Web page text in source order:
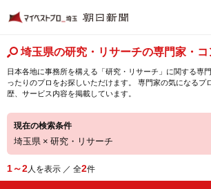
埼玉県の研究・リサーチの専門家・コ
日本各地に事務所を構える「研究・リサーチ」に関する専
ったりのプロをお探しいただけます。 専門家の気になるプ
歴、サービス内容を掲載しています。
現在の検索条件
埼玉県 × 研究・リサーチ
1～2人を表示 ／ 全2件